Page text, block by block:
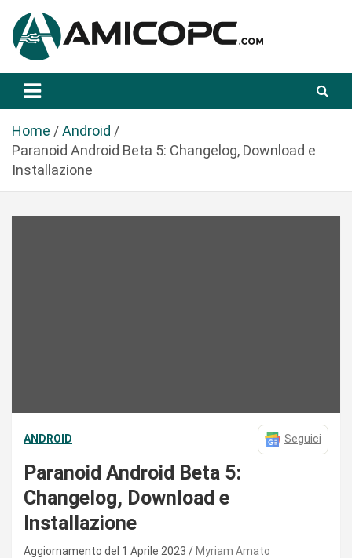
a
Amicopc.com
Home
Android
Paranoid Android Beta 5: Changelog, Download e
Installazione
ANDROID Seguici
Paranoid Android Beta 5:
Changelog, Download e
Installazione
Aggiornamento del 1 Aprile 2023 Myriam Amato